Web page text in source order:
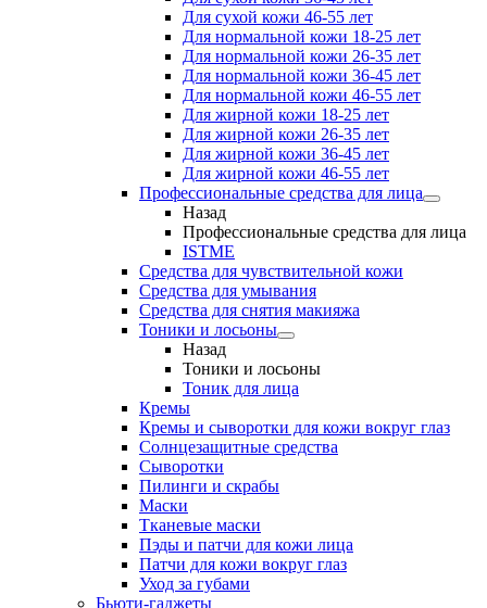
Для сухой кожи 46-55 лет
Для нормальной кожи 18-25 лет
Для нормальной кожи 26-35 лет
Для нормальной кожи 36-45 лет
Для нормальной кожи 46-55 лет
Для жирной кожи 18-25 лет
Для жирной кожи 26-35 лет
Для жирной кожи 36-45 лет
Для жирной кожи 46-55 лет
Профессиональные средства для лица
Назад
Профессиональные средства для лица
ISTME
Средства для чувствительной кожи
Средства для умывания
Средства для снятия макияжа
Тоники и лосьоны
Назад
Тоники и лосьоны
Тоник для лица
Кремы
Кремы и сыворотки для кожи вокруг глаз
Солнцезащитные средства
Сыворотки
Пилинги и скрабы
Маски
Тканевые маски
Пэды и патчи для кожи лица
Патчи для кожи вокруг глаз
Уход за губами
Бьюти-гаджеты